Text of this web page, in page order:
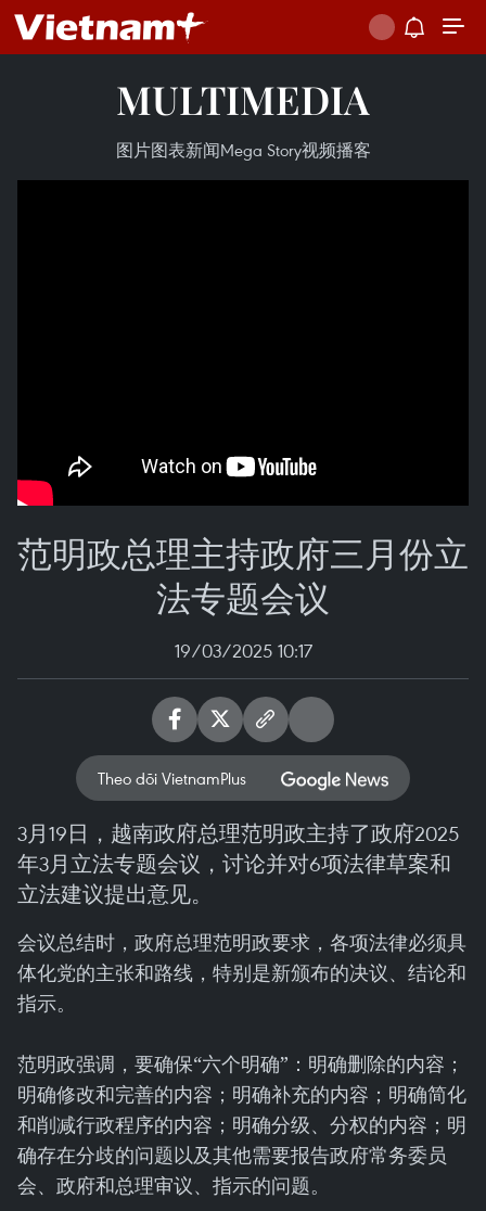
MULTIMEDIA
图片图表新闻Mega Story视频播客
范明政总理主持政府三月份立
法专题会议
19/03/2025 10:17
Theo dõi VietnamPlus
3月19日，越南政府总理范明政主持了政府2025
年3月立法专题会议，讨论并对6项法律草案和
立法建议提出意见。
会议总结时，政府总理范明政要求，各项法律必须具
体化党的主张和路线，特别是新颁布的决议、结论和
指示。
范明政强调，要确保“六个明确”：明确删除的内容；
明确修改和完善的内容；明确补充的内容；明确简化
和削减行政程序的内容；明确分级、分权的内容；明
确存在分歧的问题以及其他需要报告政府常务委员
会、政府和总理审议、指示的问题。